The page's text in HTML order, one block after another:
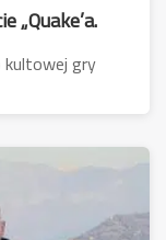
„Quake’a.
gry